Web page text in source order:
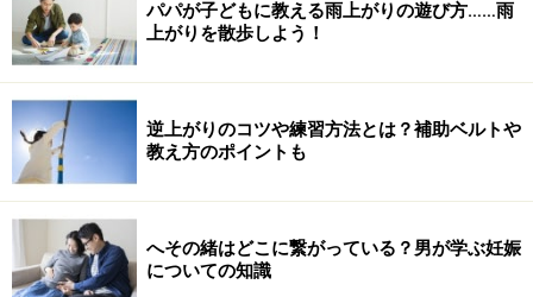
パパが子どもに教える雨上がりの遊び方……雨
上がりを散歩しよう！
逆上がりのコツや練習方法とは？補助ベルトや
教え方のポイントも
へその緒はどこに繋がっている？男が学ぶ妊娠
についての知識